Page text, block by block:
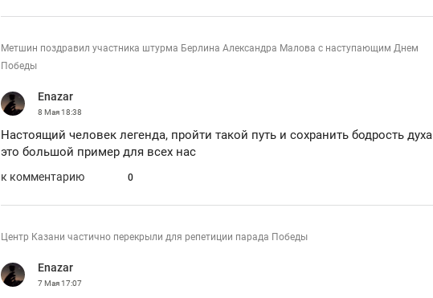
Метшин поздравил участника штурма Берлина Александра Малова с наступающим Днем
Победы
Enazar
8 Мая18:38
Настоящий человек легенда, пройти такой путь и сохранить бодрость духа
это большой пример для всех нас
к комментарию 0
Центр Казани частично перекрыли для репетиции парада Победы
Enazar
7 Мая17:07